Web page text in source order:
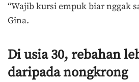
“Wajib kursi empuk biar nggak
Gina.
Di usia 30, rebahan
daripada nongkrong